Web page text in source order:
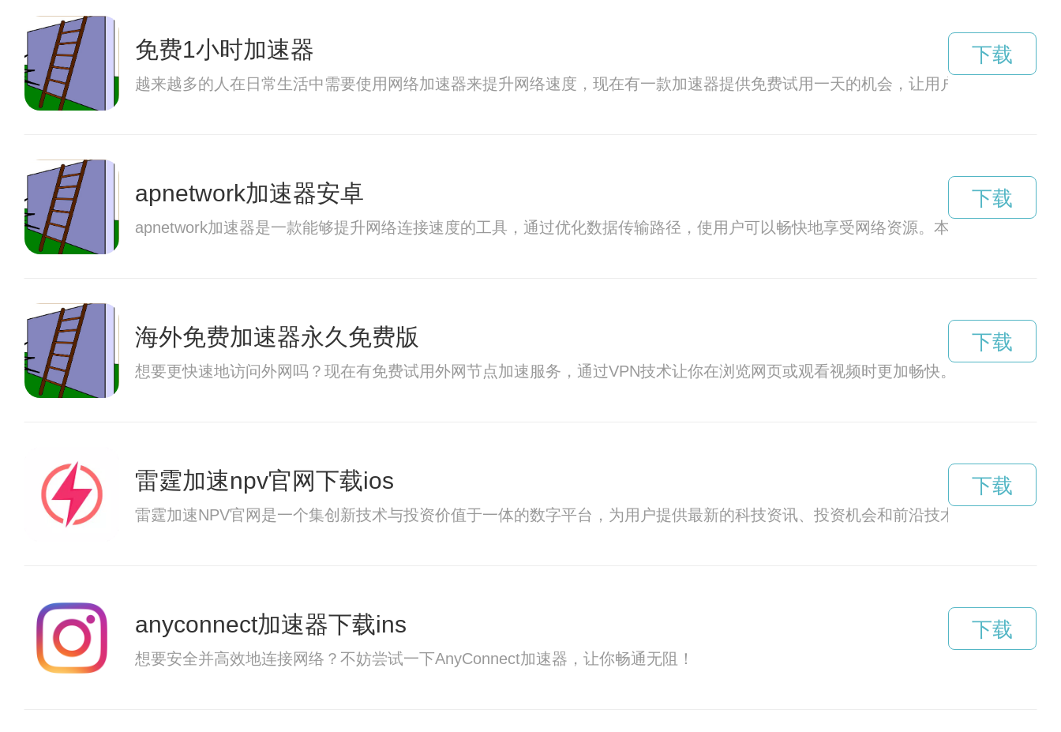
免费1小时加速器
越来越多的人在日常生活中需要使用网络加速器来提升网络速度，现在有一款加速器提供免费试用一天的机会，让用户可以在实际使
下载
apnetwork加速器安卓
apnetwork加速器是一款能够提升网络连接速度的工具，通过优化数据传输路径，使用户可以畅快地享受网络资源。本文将深入探讨
下载
海外免费加速器永久免费版
想要更快速地访问外网吗？现在有免费试用外网节点加速服务，通过VPN技术让你在浏览网页或观看视频时更加畅快。
下载
雷霆加速npv官网下载ios
雷霆加速NPV官网是一个集创新技术与投资价值于一体的数字平台，为用户提供最新的科技资讯、投资机会和前沿技术项目，助力用
下载
anyconnect加速器下载ins
想要安全并高效地连接网络？不妨尝试一下AnyConnect加速器，让你畅通无阻！
下载